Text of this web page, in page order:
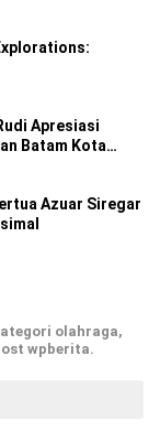
Apresiasi
Batam Kota
Azuar Siregar
olahraga,
wpberita.